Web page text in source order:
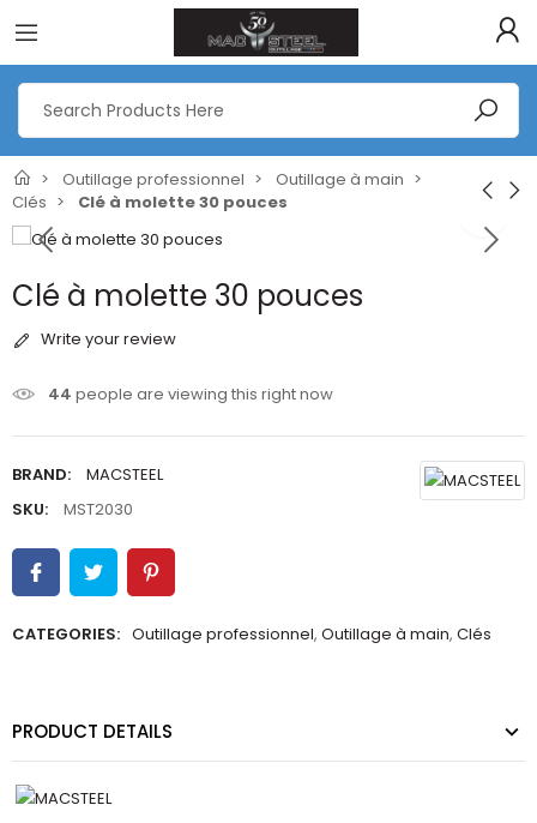
Outillage professionnel
Outillage à main
Clés
Clé à molette 30 pouces
Clé à molette 30 pouces
Write your review
44 people are viewing this right now
BRAND:
MACSTEEL
SKU:
MST2030
CATEGORIES: Outillage professionnel, Outillage à main, Clés
PRODUCT DETAILS